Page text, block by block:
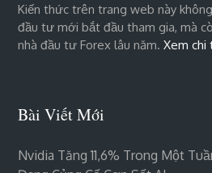
Kiến thức trên trang web này
đầu tư mới bắt đầu tham gia, mà
nhà đầu tư Forex lâu năm.Xem chi
Bài Viết Mới
Nvidia Tăng 11,6% Trong Một